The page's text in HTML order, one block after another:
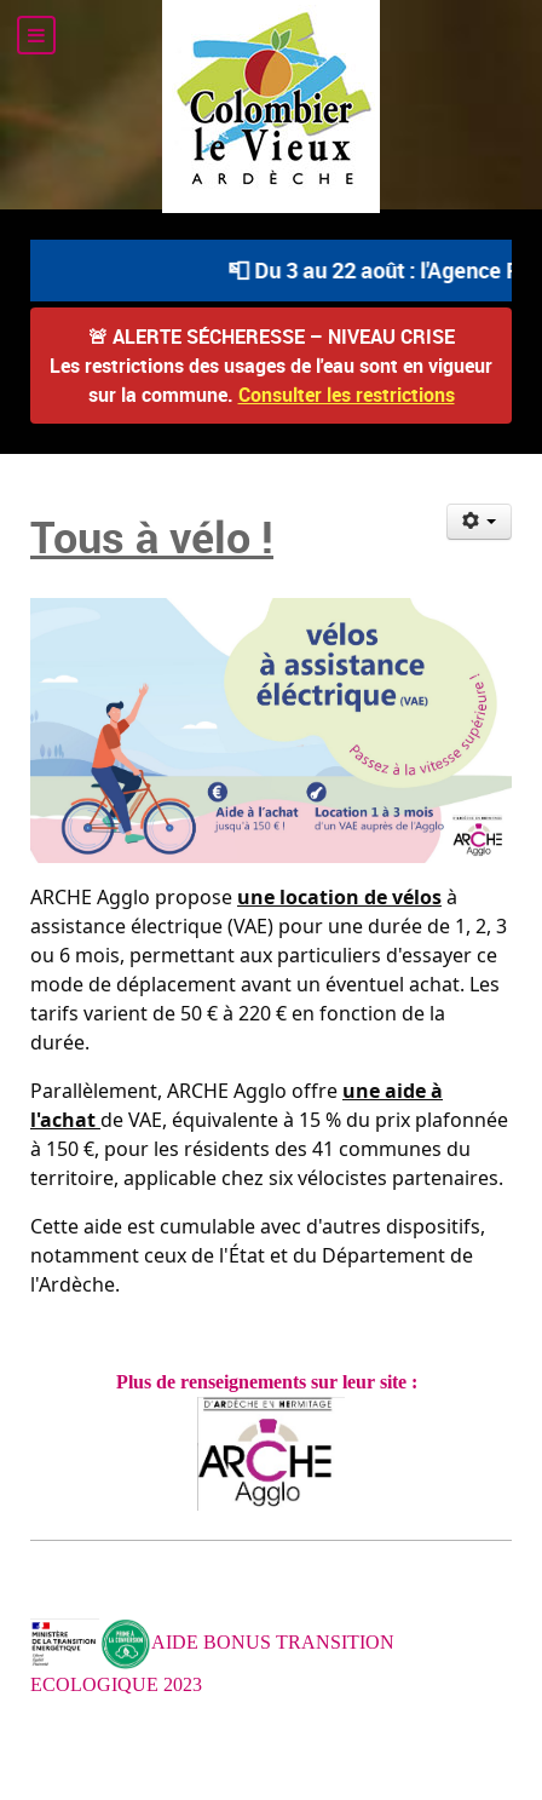
📮 Du 3 au 22 août : l'Agence
🚨 ALERTE SÉCHERESSE – NIVEAU CRISE
Les restrictions des usages de l'eau sont en vigueur
sur la commune. Consulter les restrictions
Tous à vélo !
ARCHE Agglo propose une location de vélosà
assistance électrique (VAE) pour une durée de 1, 2, 3
ou 6 mois, permettant aux particuliers d'essayer ce
mode de déplacement avant un éventuel achat. Les
tarifs varient de 50 € à 220 € en fonction de la
durée.
Parallèlement, ARCHE Agglo offre une aide à
l'achatde VAE, équivalente à 15 % du prix plafonnée
à 150 €, pour les résidents des 41 communes du
territoire, applicable chez six vélocistes partenaires.
Cette aide est cumulable avec d'autres dispositifs,
notamment ceux de l'État et du Département de
l'Ardèche.
Plus de renseignements sur leur site :
AIDE BONUS TRANSITION
ECOLOGIQUE 2023